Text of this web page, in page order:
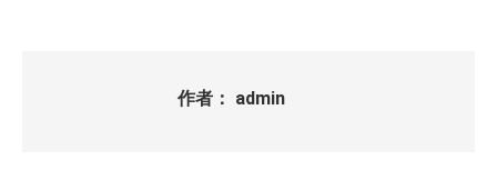
作者： admin